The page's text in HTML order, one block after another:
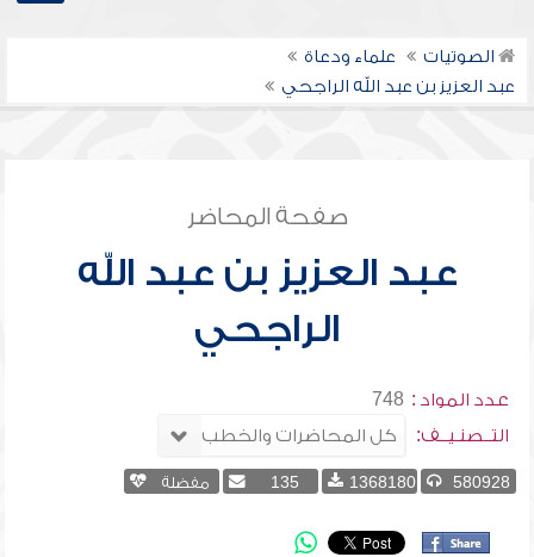
الصوتيات
علماء ودعاة
عبد العزيز بن عبد الله الراجحي
صفحة المحاضر
عبد العزيز بن عبد الله
الراجحي
عدد المواد : 748
التــصنـيــف:
580928
1368180
135 مفضلة